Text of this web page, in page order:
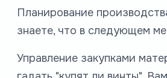
Планирование
знаете, что в следующем
Управление закупками